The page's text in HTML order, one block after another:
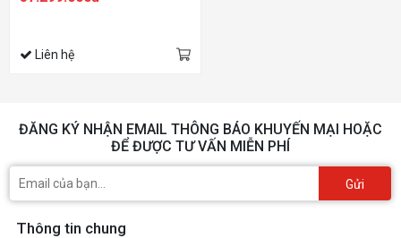
Liên hệ
ĐĂNG KÝ NHẬN EMAIL THÔNG BÁO KHUYẾN MẠI HOẶC
ĐỂ ĐƯỢC TƯ VẤN MIỄN PHÍ
Gửi
Thông tin chung